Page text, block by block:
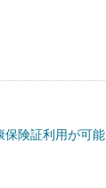
保険証利用が可能